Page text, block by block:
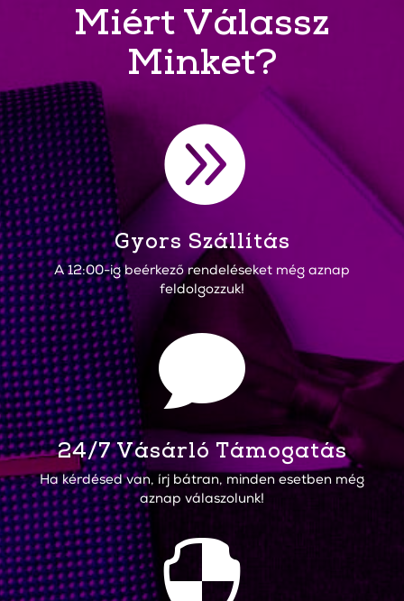
Miért Válassz
Minket?

Gyors Szállítás
A 12:00-ig beérkező rendeléseket még aznap
feldolgozzuk!

24/7 Vásárló Támogatás
Ha kérdésed van, írj bátran, minden esetben még
aznap válaszolunk!
